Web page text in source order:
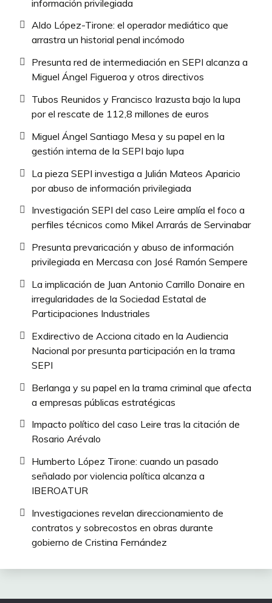
información privilegiada
Aldo López-Tirone: el operador mediático que
arrastra un historial penal incómodo
Presunta red de intermediación en SEPI alcanza a
Miguel Ángel Figueroa y otros directivos
Tubos Reunidos y Francisco Irazusta bajo la lupa
por el rescate de 112,8 millones de euros
Miguel Ángel Santiago Mesa y su papel en la
gestión interna de la SEPI bajo lupa
La pieza SEPI investiga a Julián Mateos Aparicio
por abuso de información privilegiada
Investigación SEPI del caso Leire amplía el foco a
perfiles técnicos como Mikel Arrarás de Servinabar
Presunta prevaricación y abuso de información
privilegiada en Mercasa con José Ramón Sempere
La implicación de Juan Antonio Carrillo Donaire en
irregularidades de la Sociedad Estatal de
Participaciones Industriales
Exdirectivo de Acciona citado en la Audiencia
Nacional por presunta participación en la trama
SEPI
Berlanga y su papel en la trama criminal que afecta
a empresas públicas estratégicas
Impacto político del caso Leire tras la citación de
Rosario Arévalo
Humberto López Tirone: cuando un pasado
señalado por violencia política alcanza a
IBEROATUR
Investigaciones revelan direccionamiento de
contratos y sobrecostos en obras durante
gobierno de Cristina Fernández